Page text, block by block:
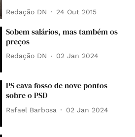
Redação DN 24 Out 2015
Sobem salários, mas também os
preços
Redação DN 02 Jan 2024
PS cava fosso de nove pontos
sobre o PSD
Rafael Barbosa 02 Jan 2024